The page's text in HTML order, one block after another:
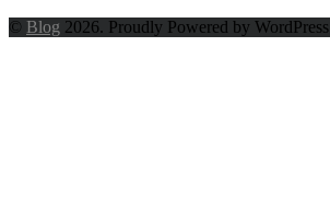
© Blog 2026. Proudly Powered by WordPress